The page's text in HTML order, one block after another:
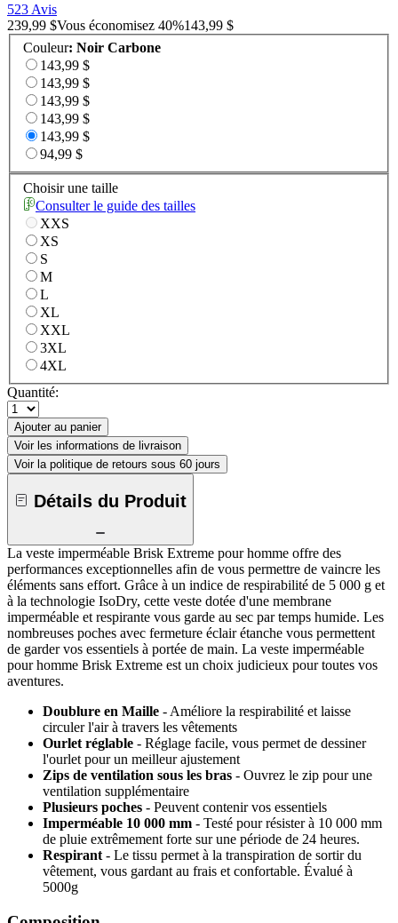
523 Avis
239,99 $Vous économisez 40%143,99 $
Couleur: Noir Carbone
143,99 $
143,99 $
143,99 $
143,99 $
143,99 $
94,99 $
Choisir une taille
Consulter le guide des tailles
XXS
XS
S
M
L
XL
XXL
3XL
4XL
Quantité:
Ajouter au panier
Voir les informations de livraison
Voir la politique de retours sous 60 jours
Détails du Produit
La veste imperméable Brisk Extreme pour homme offre des
performances exceptionnelles afin de vous permettre de vaincre les
éléments sans effort. Grâce à un indice de respirabilité de 5 000 g et
à la technologie IsoDry, cette veste dotée d'une membrane
imperméable et respirante vous garde au sec par temps humide. Les
nombreuses poches avec fermeture éclair étanche vous permettent
de garder vos essentiels à portée de main. La veste imperméable
pour homme Brisk Extreme est un choix judicieux pour toutes vos
aventures.
Doublure en Maille - Améliore la respirabilité et laisse
circuler l'air à travers les vêtements
Ourlet réglable - Réglage facile, vous permet de dessiner
l'ourlet pour un meilleur ajustement
Zips de ventilation sous les bras - Ouvrez le zip pour une
ventilation supplémentaire
Plusieurs poches - Peuvent contenir vos essentiels
Imperméable 10 000 mm - Testé pour résister à 10 000 mm
de pluie extrêmement forte sur une période de 24 heures.
Respirant - Le tissu permet à la transpiration de sortir du
vêtement, vous gardant au frais et confortable. Évalué à
5000g